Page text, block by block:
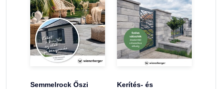
Semmelrock Őszi
Kerítés- és